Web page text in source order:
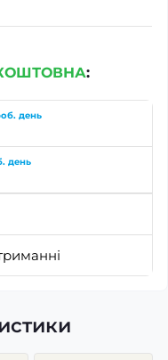
:
день
день